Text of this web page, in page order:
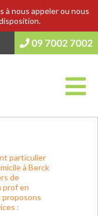
à nous appeler ou nous
09 7002 7002
particulier
à Berck
de
prof en
proposons
: